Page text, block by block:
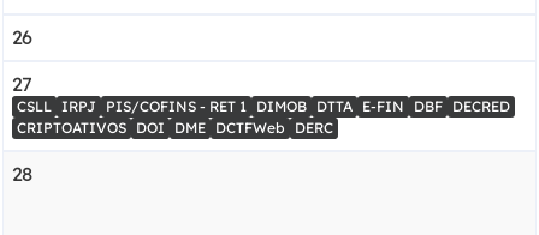
26
27
CSLL IRPJ PIS/COFINS - RET 1 DIMOB DTTA E-FIN DBF DECRED
CRIPTOATIVOS DOI DME DCTFWeb DERC
28